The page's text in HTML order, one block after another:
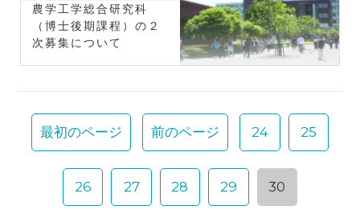
農学工学総合研究科
（博士後期課程）の２
次募集について
最初のページ 前のページ 24 25
26 27 28 29 30